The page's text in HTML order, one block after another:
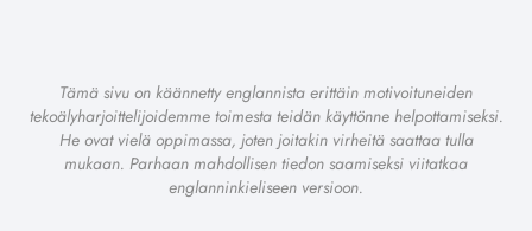
Tämä sivu on käännetty englannista erittäin motivoituneiden
tekoälyharjoittelijoidemme toimesta teidän käyttönne helpottamiseksi.
He ovat vielä oppimassa, joten joitakin virheitä saattaa tulla
mukaan. Parhaan mahdollisen tiedon saamiseksi viitatkaa
englanninkieliseen versioon.